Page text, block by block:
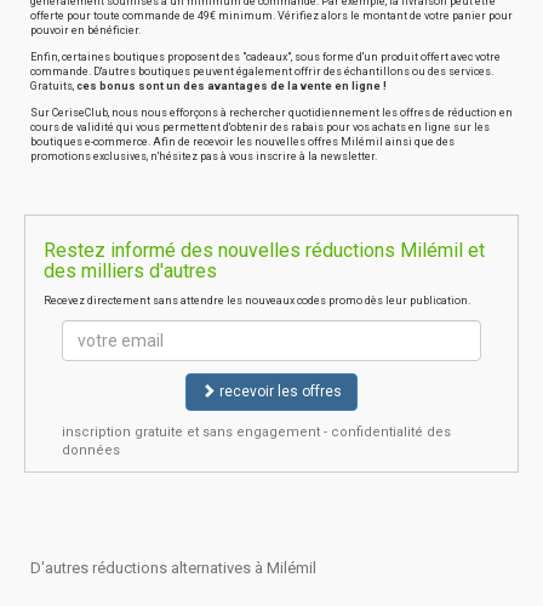
offerte pour toute commande de 49€ minimum. Vérifiez alors le montant de votre panier pour
pouvoir en bénéficier.
Enfin, certaines boutiques proposent des "cadeaux", sous forme d'un produit offert avec votre
commande. D'autres boutiques peuvent également offrir des échantillons ou des services.
Gratuits, ces bonus sont un des avantages de la vente en ligne !
Sur CeriseClub, nous nous efforçons à rechercher quotidiennement les offres de réduction en
cours de validité qui vous permettent d'obtenir des rabais pour vos achats en ligne sur les
boutiques e-commerce. Afin de recevoir les nouvelles offres Milémil ainsi que des
promotions exclusives, n'hésitez pas à vous inscrire à la newsletter.
Restez informé des nouvelles réductions Milémil et
des milliers d'autres
Recevez directement sans attendre les nouveaux codes promo dès leur publication.
recevoir les offres
inscription gratuite et sans engagement - confidentialité des
données
D'autres réductions alternatives à Milémil